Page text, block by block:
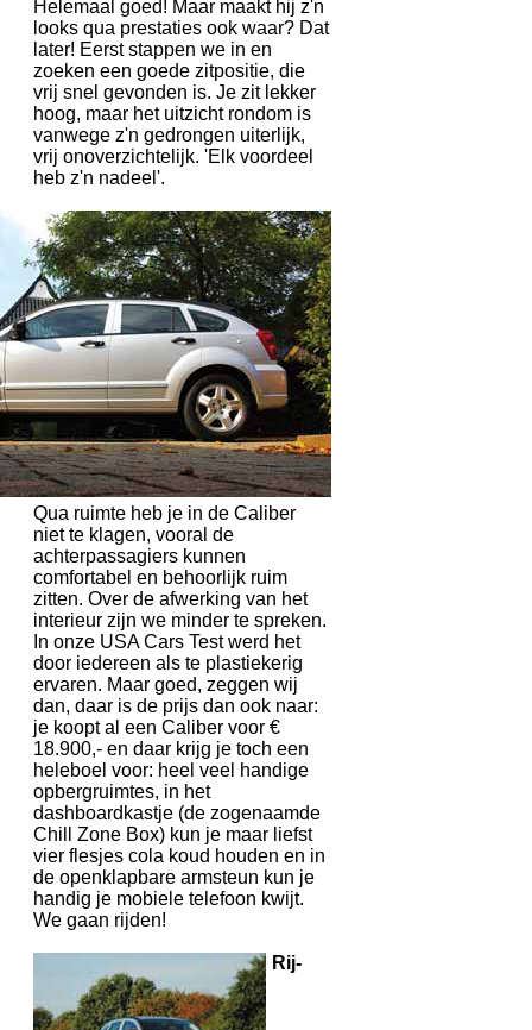
Helemaal goed! Maar maakt hij z'n
looks qua prestaties ook waar? Dat
later! Eerst stappen we in en
zoeken een goede zitpositie, die
vrij snel gevonden is. Je zit lekker
hoog, maar het uitzicht rondom is
vanwege z'n gedrongen uiterlijk,
vrij onoverzichtelijk. 'Elk voordeel
heb z'n nadeel'.
Qua ruimte heb je in de Caliber
niet te klagen, vooral de
achterpassagiers kunnen
comfortabel en behoorlijk ruim
zitten. Over de afwerking van het
interieur zijn we minder te spreken.
In onze USA Cars Test werd het
door iedereen als te plastiekerig
ervaren. Maar goed, zeggen wij
dan, daar is de prijs dan ook naar:
je koopt al een Caliber voor €
18.900,- en daar krijg je toch een
heleboel voor: heel veel handige
opbergruimtes, in het
dashboardkastje (de zogenaamde
Chill Zone Box) kun je maar liefst
vier flesjes cola koud houden en in
de openklapbare armsteun kun je
handig je mobiele telefoon kwijt.
We gaan rijden!
Rij-